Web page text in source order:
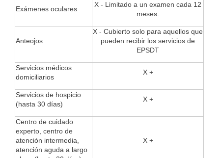
Exámenes oculares
X - Limitado a un examen cada 12
meses.
Anteojos
X - Cubierto solo para aquellos que
pueden recibir los servicios de
EPSDT
Servicios médicos
domiciliarios
X +
Servicios de hospicio
(hasta 30 días)
X +
Centro de cuidado
experto, centro de
atención intermedia,
atención aguda a largo
X +